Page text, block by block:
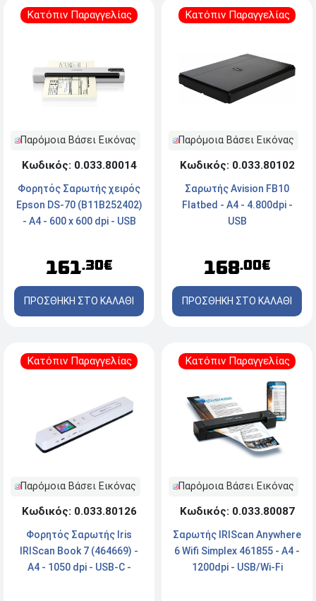
Κατόπιν Παραγγελίας
Παρόμοια Βάσει Εικόνας
Κωδικός: 0.033.80014
Φορητός Σαρωτής χειρός
Epson DS-70 (B11B252402)
- A4 - 600 x 600 dpi - USB
161.30€
ΠΡΟΣΘΗΚΗ ΣΤΟ ΚΑΛΑΘΙ
Κατόπιν Παραγγελίας
Παρόμοια Βάσει Εικόνας
Κωδικός: 0.033.80102
Σαρωτής Avision FB10
Flatbed - A4 - 4.800dpi -
USB
168.00€
ΠΡΟΣΘΗΚΗ ΣΤΟ ΚΑΛΑΘΙ
Κατόπιν Παραγγελίας
Παρόμοια Βάσει Εικόνας
Κωδικός: 0.033.80126
Φορητός Σαρωτής Iris
IRIScan Book 7 (464669) -
Α4 - 1050 dpi - USB-C -
Κατόπιν Παραγγελίας
Παρόμοια Βάσει Εικόνας
Κωδικός: 0.033.80087
Σαρωτής IRIScan Anywhere
6 Wifi Simplex 461855 - A4 -
1200dpi - USB/Wi-Fi